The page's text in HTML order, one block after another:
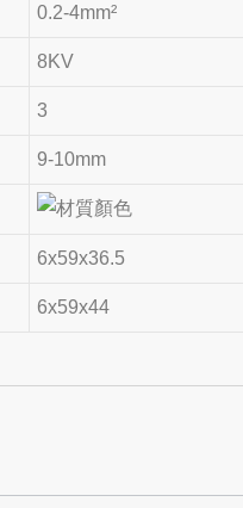
0.2-4mm²
8KV
3
9-10mm
6x59x36.5
6x59x44